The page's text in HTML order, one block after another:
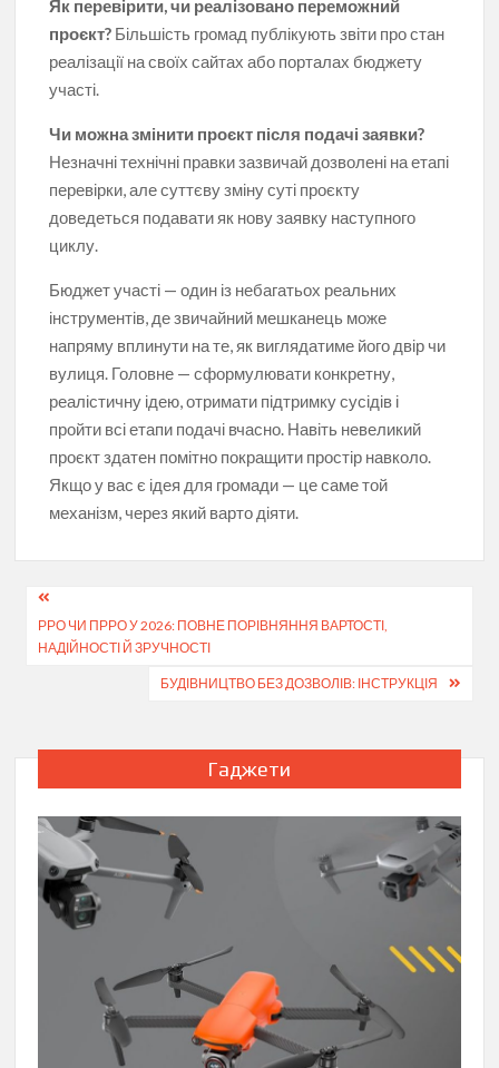
Як перевірити, чи реалізовано переможний
проєкт? Більшість громад публікують звіти про стан
реалізації на своїх сайтах або порталах бюджету
участі.
Чи можна змінити проєкт після подачі заявки?
Незначні технічні правки зазвичай дозволені на етапі
перевірки, але суттєву зміну суті проєкту
доведеться подавати як нову заявку наступного
циклу.
Бюджет участі — один із небагатьох реальних
інструментів, де звичайний мешканець може
напряму вплинути на те, як виглядатиме його двір чи
вулиця. Головне — сформулювати конкретну,
реалістичну ідею, отримати підтримку сусідів і
пройти всі етапи подачі вчасно. Навіть невеликий
проєкт здатен помітно покращити простір навколо.
Якщо у вас є ідея для громади — це саме той
механізм, через який варто діяти.
Навігація
записів
РРО ЧИ ПРРО У 2026: ПОВНЕ ПОРІВНЯННЯ ВАРТОСТІ,
НАДІЙНОСТІ Й ЗРУЧНОСТІ
БУДІВНИЦТВО БЕЗ ДОЗВОЛІВ: ІНСТРУКЦІЯ
Гаджети